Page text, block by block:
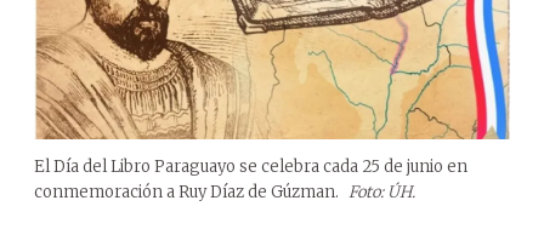
El Día del Libro Paraguayo se celebra cada 25 de junio en
conmemoración a Ruy Díaz de Gúzman. Foto: ÚH.